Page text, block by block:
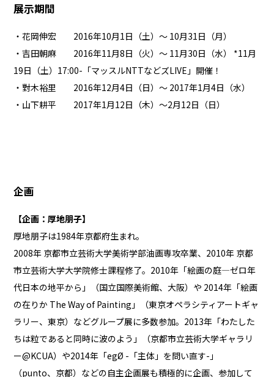
展示期間
・花岡伸宏 2016年10月1日（土）〜 10月31日（月）
・吉田朝麻 2016年11月8日（火）〜 11月30日（水） *11月
19日（土）17:00-「マッスルNTTなどズLIVE 」開催！
・對木裕里 2016年12月4日（日）〜 2017年1月4日（水）
・山下耕平 2017年1月12日（木）〜2月12日（日）
企画
【企画：厚地朋子】
厚地朋子は1984年京都府生まれ。
2008年 京都市立芸術大学美術学部油画専攻卒業、2010年 京都
市立芸術大学大学院修士課程修了。2010年「絵画の庭—ゼロ年
代日本の地平から」（国立国際美術館、大阪）や 2014年「絵画
の在りか The Way of Painting」（東京オペラシティアートギャ
ラリー、東京）などグループ展に多数参加。2013年「わたした
ちは粒であると同時に波のよう」（京都市立芸術大学ギャラリ
ー@KCUA）や2014年「egØ -「主体」を問い直す-」
（punto、京都）などの自主企画展も積極的に企画、参加して